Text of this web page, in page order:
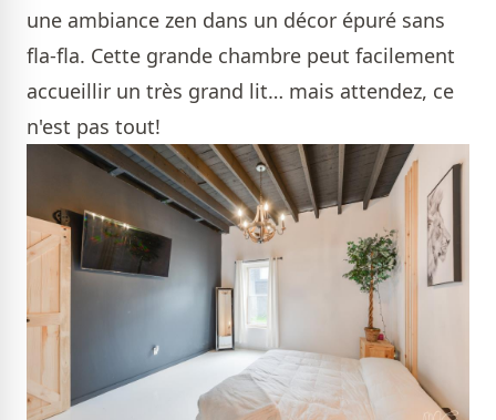
une ambiance zen dans un décor épuré sans
fla-fla. Cette grande chambre peut facilement
accueillir un très grand lit… mais attendez, ce
n'est pas tout!